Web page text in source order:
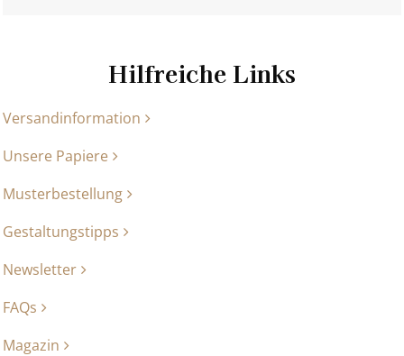
Hilfreiche Links
Versandinformation
Unsere Papiere
Musterbestellung
Gestaltungstipps
Newsletter
FAQs
Magazin